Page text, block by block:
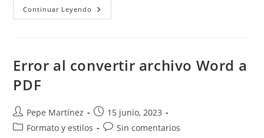
Continuar Leyendo Escribir
Con
Creación
De
Error al convertir archivo Word a
PDF
Autor
de
Pepe Martínez
Publicación
de
15 junio, 2023
Categoría
Formato y estilos
Comentarios
Sin comentarios